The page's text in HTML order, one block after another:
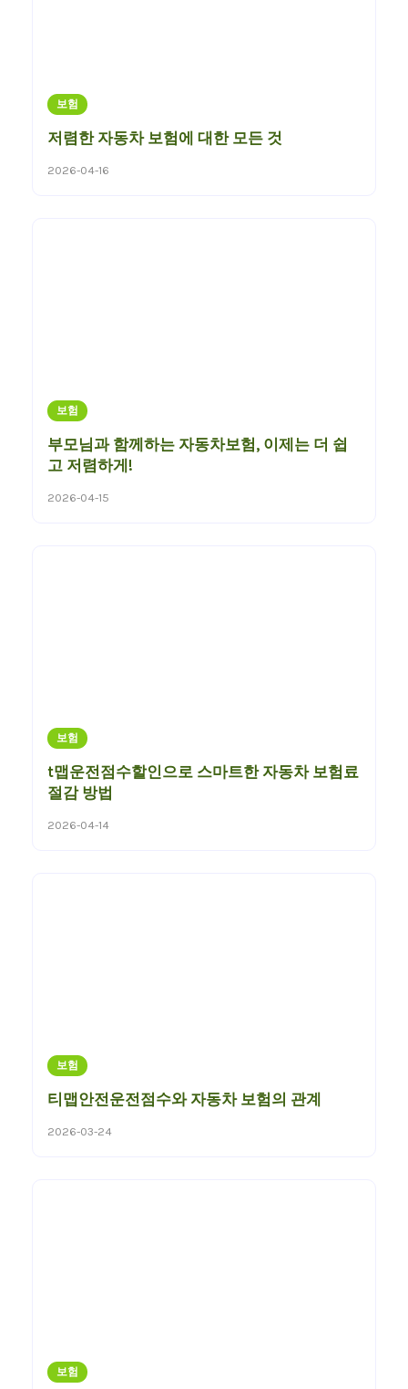
보험
저렴한 자동차 보험에 대한 모든 것
2026-04-16
보험
부모님과 함께하는 자동차보험, 이제는 더 쉽
고 저렴하게!
2026-04-15
보험
t맵운전점수할인으로 스마트한 자동차 보험료
절감 방법
2026-04-14
보험
티맵안전운전점수와 자동차 보험의 관계
2026-03-24
보험